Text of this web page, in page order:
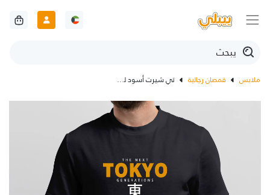
ملابس قمصان رجالية تي شيرت أسود لجيل طوكيو القادم باليابان